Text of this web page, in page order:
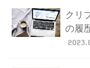
クリ
の履